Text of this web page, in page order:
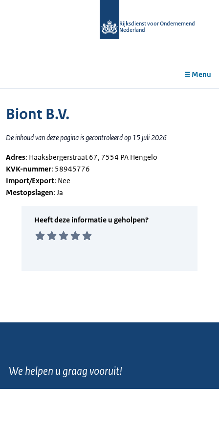
Rijksdienst voor Ondernemend
Nederland
Menu
Biont B.V.
De inhoud van deze pagina is gecontroleerd op 15 juli 2026
Adres: Haaksbergerstraat 67, 7554 PA Hengelo
KVK-nummer: 58945776
Import/Export: Nee
Mestopslagen: Ja
We helpen u graag vooruit!